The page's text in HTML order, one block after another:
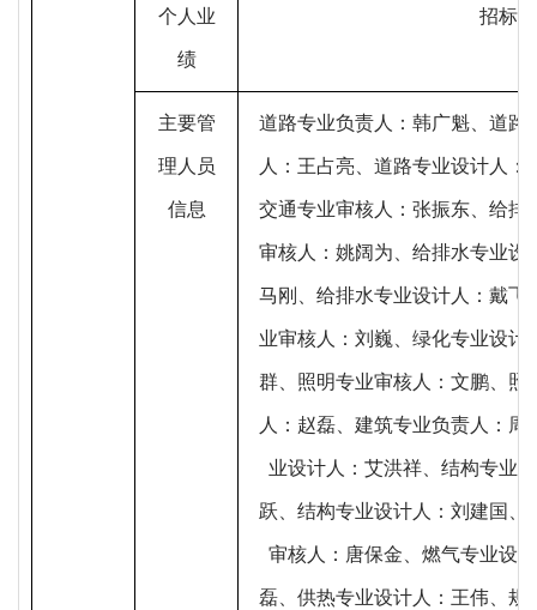
个人业
绩
招标
主要管
理人员
信息
道路专业负责人：韩广魁、道路
人：王占亮、道路专业设计人
交通专业审核人：张振东、给排
审核人：姚阔为、给排水专业设
马刚、给排水专业设计人：戴飞
业审核人：刘巍、绿化专业设
群、照明专业审核人：文鹏、照
人：赵磊、建筑专业负责人：
业设计人：艾洪祥、结构专业
跃、结构专业设计人：刘建国
审核人：唐保金、燃气专业设
磊、供热专业设计人：王伟、